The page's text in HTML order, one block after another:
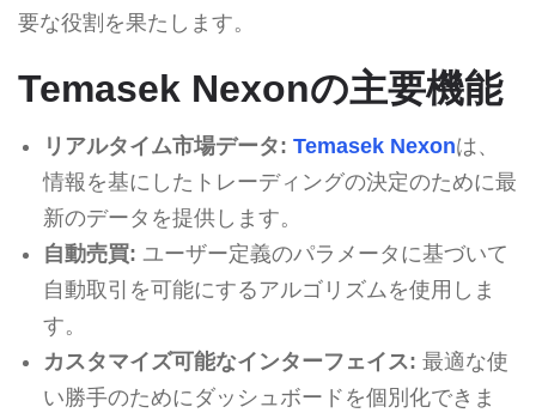
要な役割を果たします。
Temasek Nexonの主要機能
リアルタイム市場データ: Temasek Nexonは、
情報を基にしたトレーディングの決定のために最
新のデータを提供します。
自動売買: ユーザー定義のパラメータに基づいて
自動取引を可能にするアルゴリズムを使用しま
す。
カスタマイズ可能なインターフェイス: 最適な使
い勝手のためにダッシュボードを個別化できま